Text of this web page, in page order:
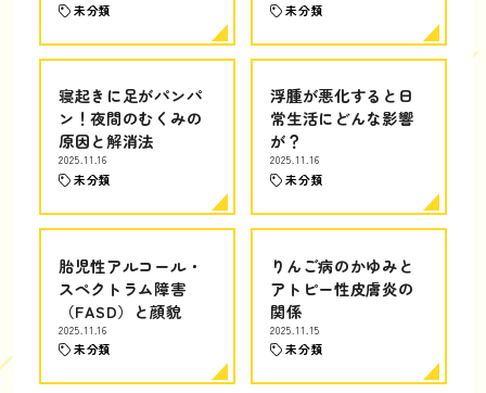
未分類 未分類
寝起きに足がパンパ
ン！夜間のむくみの
原因と解消法
2025.11.16
未分類
浮腫が悪化すると日
常生活にどんな影響
が？
2025.11.16
未分類
胎児性アルコール・
スペクトラム障害
（FASD）と顔貌
2025.11.16
未分類
りんご病のかゆみと
アトピー性皮膚炎の
関係
2025.11.15
未分類